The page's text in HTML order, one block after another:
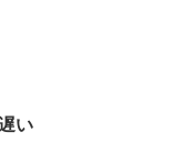
い